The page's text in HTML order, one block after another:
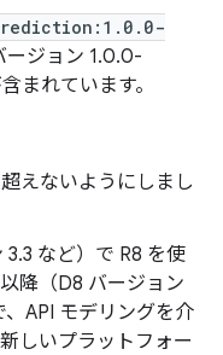
ージョン 1.0.0-
まれています。
えないようにしまし
3.3 など）で R8 を使
降（D8 バージョン
API モデリングを介
しいプラットフォー